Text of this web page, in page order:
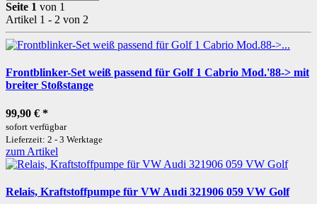
Seite 1 von 1
Artikel 1 - 2 von 2
Frontblinker-Set weiß passend für Golf 1 Cabrio Mod.'88-> mit
breiter Stoßstange
99,90 € *
sofort verfügbar
Lieferzeit: 2 - 3 Werktage
zum Artikel
Relais, Kraftstoffpumpe für VW Audi 321906 059 VW Golf